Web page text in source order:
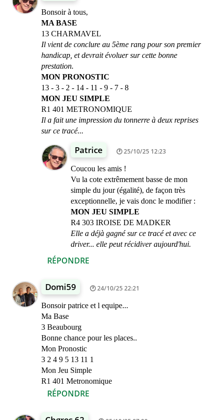
Bonsoir à tous,
MA BASE
13 CHARMAVEL
Il vient de conclure au 5ème rang pour son premier
handicap, et devrait évoluer sur cette bonne
prestation.
MON PRONOSTIC
13 - 3 - 2 - 14 - 11 - 9 - 7 - 8
MON JEU SIMPLE
R1 401 METRONOMIQUE
Il a fait une impression du tonnerre à deux reprises
sur ce tracé...
RÉPONDRE
Patrice 25/10/25 12:23
Coucou les amis !
Vu la cote extrêmement basse de mon
simple du jour (égalité), de façon très
exceptionnelle, je vais donc le modifier :
MON JEU SIMPLE
R4 303 IROISE DE MADKER
Elle a déjà gagné sur ce tracé et avec ce
driver... elle peut récidiver aujourd'hui.
Domi59 24/10/25 22:21
Bonsoir patrice et l equipe...
Ma Base
3 Beaubourg
Bonne chance pour les places..
Mon Pronostic
3 2 4 9 5 13 11 1
Mon Jeu Simple
R1 401 Metronomique
RÉPONDRE